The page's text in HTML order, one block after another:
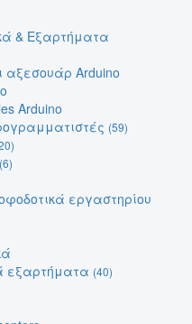
& Εξαρτήματα
αξεσουάρ Arduino
Arduino
(59)
(6)
εργαστηρίου
εξαρτήματα (40)